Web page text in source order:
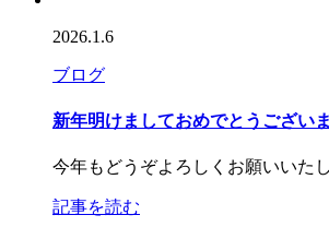
2026.1.6
ブログ
新年明けましておめでとうござい
今年もどうぞよろしくお願いいた
記事を読む